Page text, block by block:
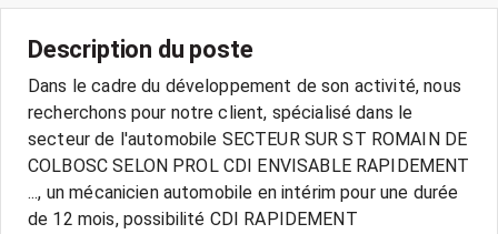
Description du poste
Dans le cadre du développement de son activité, nous
recherchons pour notre client, spécialisé dans le
secteur de l'automobile SECTEUR SUR ST ROMAIN DE
COLBOSC SELON PROL CDI ENVISABLE RAPIDEMENT
..., un mécanicien automobile en intérim pour une durée
de 12 mois, possibilité CDI RAPIDEMENT